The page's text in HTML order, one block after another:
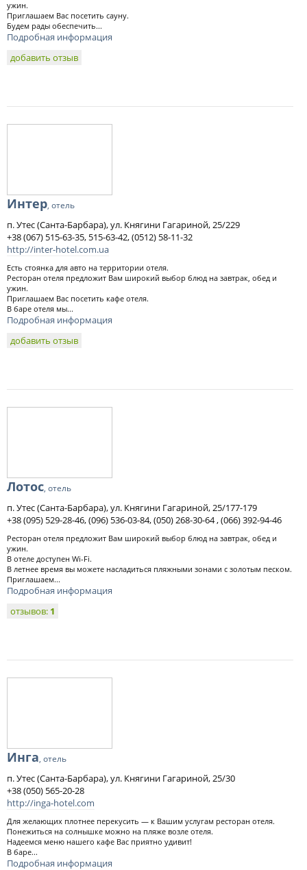
ужин.
Приглашаем Вас посетить сауну.
Будем рады обеспечить...
Подробная информация
добавить отзыв
Интер, отель
п. Утес (Санта-Барбара), ул. Княгини Гагариной, 25/229
+38 (067) 515-63-35, 515-63-42, (0512) 58-11-32
http://inter-hotel.com.ua
Есть стоянка для авто на территории отеля.
Ресторан отеля предложит Вам широкий выбор блюд на завтрак, обед и
ужин.
Приглашаем Вас посетить кафе отеля.
В баре отеля мы...
Подробная информация
добавить отзыв
Лотос, отель
п. Утес (Санта-Барбара), ул. Княгини Гагариной, 25/177-179
+38 (095) 529-28-46, (096) 536-03-84, (050) 268-30-64 , (066) 392-94-46
Ресторан отеля предложит Вам широкий выбор блюд на завтрак, обед и
ужин.
В отеле доступен Wi-Fi.
В летнее время вы можете насладиться пляжными зонами с золотым песком.
Приглашаем...
Подробная информация
отзывов: 1
Инга, отель
п. Утес (Санта-Барбара), ул. Княгини Гагариной, 25/30
+38 (050) 565-20-28
http://inga-hotel.com
Для желающих плотнее перекусить — к Вашим услугам ресторан отеля.
Понежиться на солнышке можно на пляже возле отеля.
Надеемся меню нашего кафе Вас приятно удивит!
В баре...
Подробная информация